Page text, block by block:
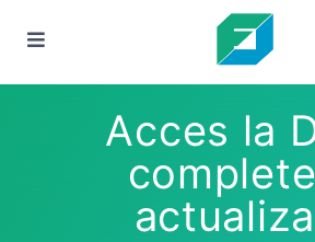
Acces la